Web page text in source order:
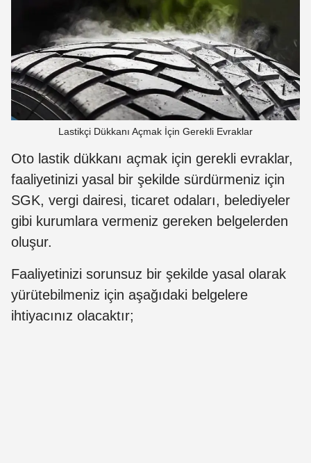
Lastikçi Dükkanı Açmak İçin Gerekli Evraklar
Oto lastik dükkanı açmak için gerekli evraklar,
faaliyetinizi yasal bir şekilde sürdürmeniz için
SGK, vergi dairesi, ticaret odaları, belediyeler
gibi kurumlara vermeniz gereken belgelerden
oluşur.
Faaliyetinizi sorunsuz bir şekilde yasal olarak
yürütebilmeniz için aşağıdaki belgelere
ihtiyacınız olacaktır;